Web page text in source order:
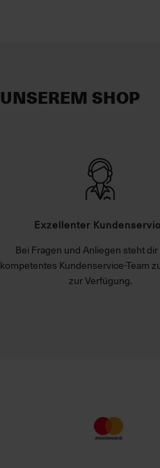
SHOP
Exzellenter
Bei Fragen und Anliegen steht
kompetentes Kundenservice-Team
zur Verfügung.